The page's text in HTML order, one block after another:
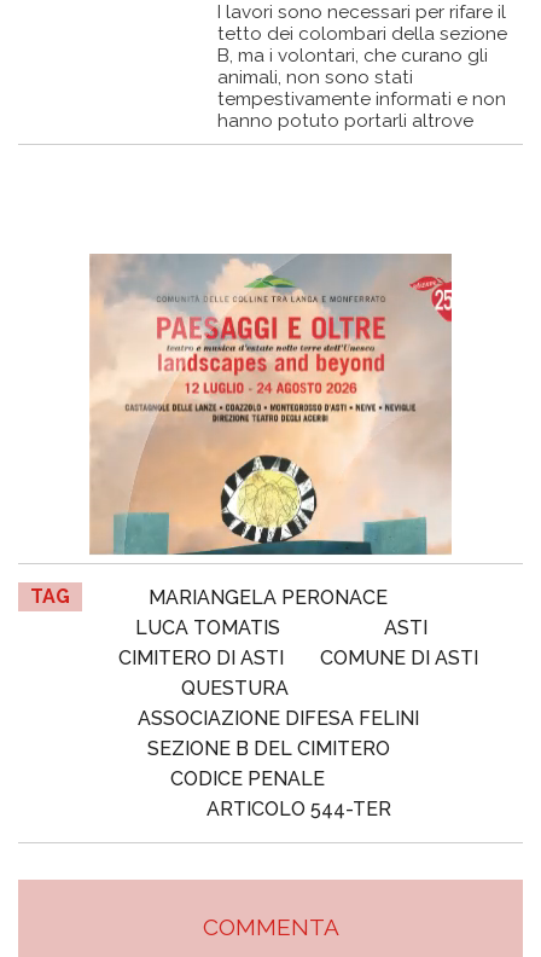
I lavori sono necessari per rifare il
tetto dei colombari della sezione
B, ma i volontari, che curano gli
animali, non sono stati
tempestivamente informati e non
hanno potuto portarli altrove
TAG
MARIANGELA PERONACE
LUCA TOMATIS
ASTI
CIMITERO DI ASTI
COMUNE DI ASTI
QUESTURA
ASSOCIAZIONE DIFESA FELINI
SEZIONE B DEL CIMITERO
CODICE PENALE
ARTICOLO 544-TER
COMMENTA